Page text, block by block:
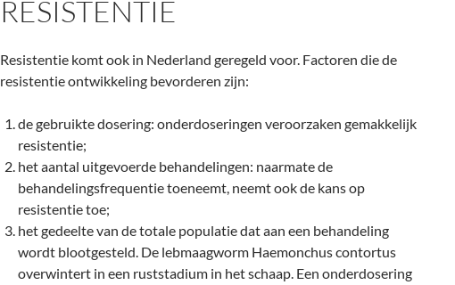
RESISTENTIE
Resistentie komt ook in Nederland geregeld voor. Factoren die de
resistentie ontwikkeling bevorderen zijn:
de gebruikte dosering: onderdoseringen veroorzaken gemakkelijk
resistentie;
het aantal uitgevoerde behandelingen: naarmate de
behandelingsfrequentie toeneemt, neemt ook de kans op
resistentie toe;
het gedeelte van de totale populatie dat aan een behandeling
wordt blootgesteld. De lebmaagworm Haemonchus contortus
overwintert in een ruststadium in het schaap. Een onderdosering